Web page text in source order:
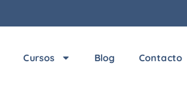
Cursos Blog Contacto